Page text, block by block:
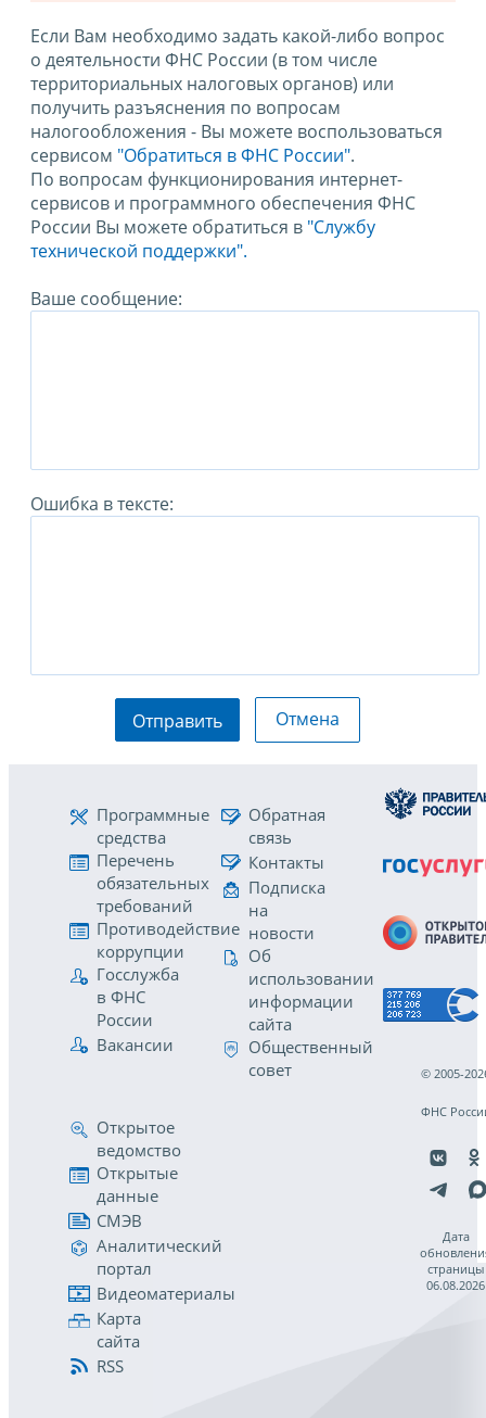
Если Вам необходимо задать какой-либо вопрос
о деятельности ФНС России (в том числе
территориальных налоговых органов) или
получить разъяснения по вопросам
налогообложения - Вы можете воспользоваться
сервисом "Обратиться в ФНС России".
По вопросам функционирования интернет-
сервисов и программного обеспечения ФНС
России Вы можете обратиться в "Службу
технической поддержки".
Ваше сообщение:
Ошибка в тексте:
Отправить Отмена
Программные
средства
Перечень
обязательных
требований
Противодействие
коррупции
Госслужба
в ФНС
России
Вакансии
Обратная
связь
Контакты
Подписка
на
новости
Об
использовании
информации
сайта
Общественный
совет
Открытое
ведомство
Открытые
данные
СМЭВ
Аналитический
портал
Видеоматериалы
Карта
сайта
RSS
© 2005-
ФНС
Дата
страницы
06.08.2026